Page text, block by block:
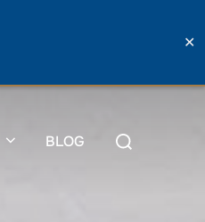
✕
BLOG
Suchen
nach: